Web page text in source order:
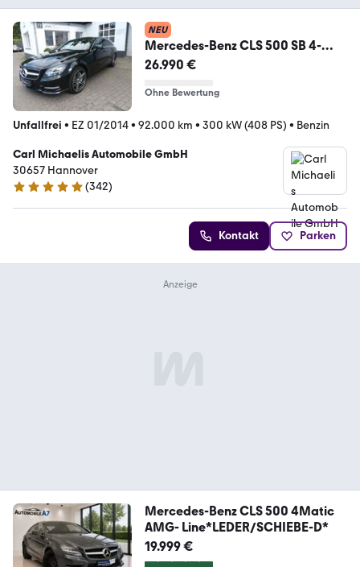
NEU
Mercedes-Benz CLS 500 SB 4-
matic, 2. Hd., Top Historie, AMG
26.990 €
Ohne Bewertung
Unfallfrei • EZ 01/2014• 92.000 km • 300 kW (408 PS) • Benzin
Carl Michaelis Automobile GmbH
30657 Hannover
4.9 Sterne
(342)
Kontakt Parken
Mercedes-Benz CLS 500 4Matic
AMG- Line*LEDER/SCHIEBE-D*
19.999 €